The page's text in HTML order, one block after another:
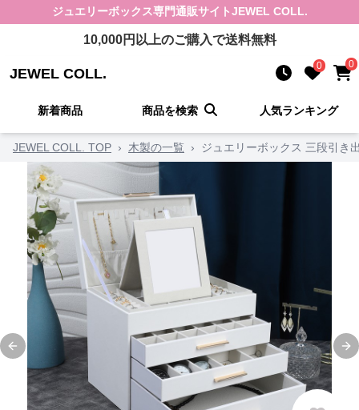
ジュエリーボックス専門通販サイトJEWEL COLL.
10,000円以上のご購入で送料無料
JEWEL COLL. 0 0
新着商品 商品を検索 人気ランキング
JEWEL COLL. TOP › 木製の一覧 › ジュエリーボックス 三段引き
Previous slide